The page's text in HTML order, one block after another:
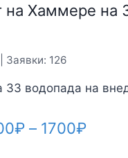
на Хаммере на
Заявки: 126
33 водопада на
₽ – 1700₽